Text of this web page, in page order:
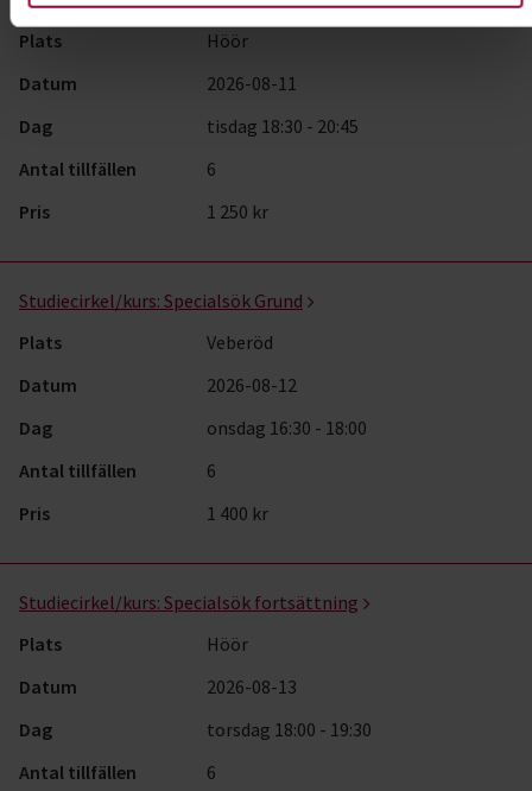
Plats
Höör
Datum
2026-08-11
Dag
tisdag 18:30 - 20:45
Antal tillfällen
6
Pris
1 250 kr
Studiecirkel/kurs: Specialsök Grund
Plats
Veberöd
Datum
2026-08-12
Dag
onsdag 16:30 - 18:00
Antal tillfällen
6
Pris
1 400 kr
Studiecirkel/kurs: Specialsök fortsättning
Plats
Höör
Datum
2026-08-13
Dag
torsdag 18:00 - 19:30
Antal tillfällen
6